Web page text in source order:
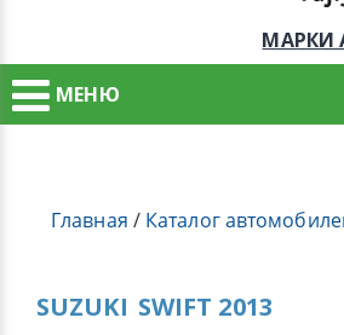
МАРКИ
МЕНЮ
Главная / Каталог
SUZUKI SWIFT 2013